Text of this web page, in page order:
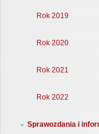
Rok 2019
Rok 2020
Rok 2021
Rok 2022
Sprawozdania i